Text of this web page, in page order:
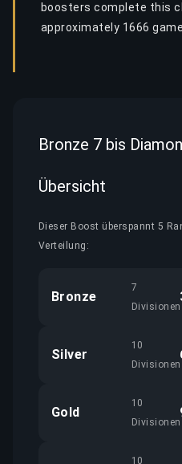
boosters complete this
approximately 1666
Bronze 7 bis
Übersicht
Dieser Boost überspannt 5
Verteilung:
Bronze
7
Divisionen
Silver
10
Divisionen
Gold
10
Divisionen
10